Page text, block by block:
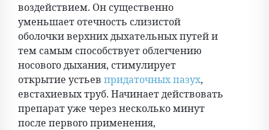
воздействием. Он существенно
уменьшает отечность слизистой
оболочки верхних дыхательных путей и
тем самым способствует облегчению
носового дыхания, стимулирует
открытие устьев придаточных пазух,
евстахиевых труб. Начинает действовать
препарат уже через несколько минут
после первого применения,